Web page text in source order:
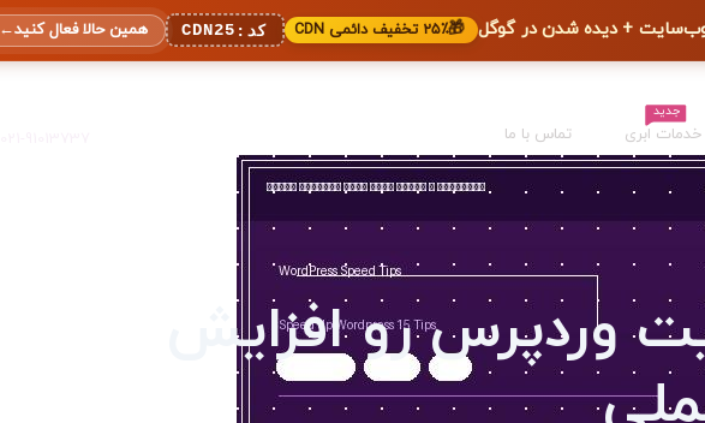
🎁۲۵٪ تخفیف دائمی CDN کد: CDN25 همین حالا فعال کنید←
جدید
خدمات ابری تماس با ما
رو افزایش